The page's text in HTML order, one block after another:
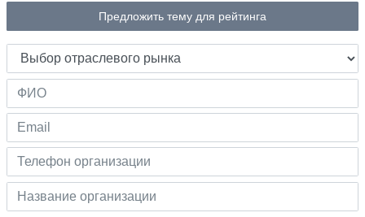
Предложить тему для рейтинга